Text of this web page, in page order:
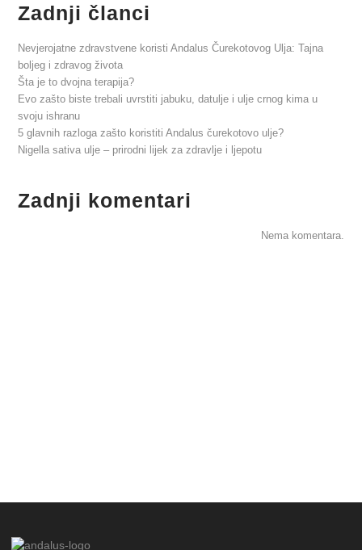
Zadnji članci
Nevjerojatne zdravstvene koristi Andalus Čurekotovog Ulja: Tajna
boljeg i zdravog života
Šta je to dvojna terapija?
Evo zašto biste trebali uvrstiti jabuku, datulje i ulje crnog kima u
svoju ishranu
5 glavnih razloga zašto koristiti Andalus čurekotovo ulje?
Nigella sativa ulje – prirodni lijek za zdravlje i ljepotu
Zadnji komentari
Nema komentara.